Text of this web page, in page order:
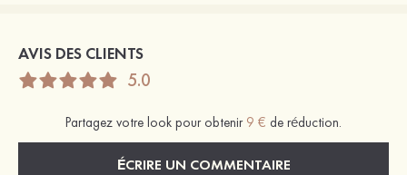
AVIS DES CLIENTS
5.0
Partagez votre look pour obtenir 9 € de réduction.
ÉCRIRE UN COMMENTAIRE